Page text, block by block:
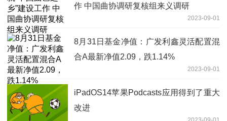
作 中国曲协调研复核组来义调研
2023-09-01
8月31日基金净值：广发利鑫灵活配置混
合A最新净值2.09，跌1.14%
2023-09-01
iPadOS14苹果Podcasts应用得到了重大
改进